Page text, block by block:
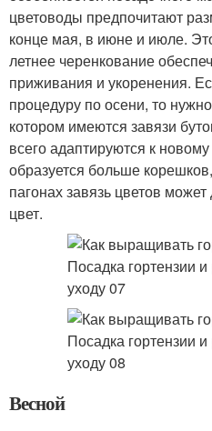
цветоводы предпочитают
конце мая, в июне и июле.
летнее черенкование
приживания и укоренения.
процедуру по осени, то
котором имеются завязи
всего адаптируются к
образуется больше
пагонах завязь цветов
цвет.
Весной